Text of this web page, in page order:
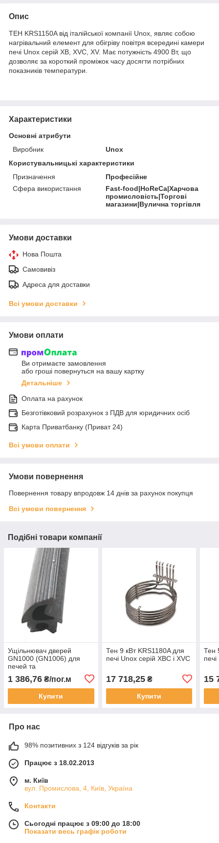
Опис
ТЕН KRS1150A від італійської компанії Unox, являє собою
нагрівальний елемент для обігріву повітря всередині камери
печі Unox серій XB, XVC, XV. Має потужність 4900 Вт, що
дозволяє за короткий проміжок часу досягти потрібних
показників температури.
Характеристики
Основні атрибути
Виробник
Unox
Користувальницькі характеристики
Призначення
Професійне
Сфера використання
Fast-food|HoReCa|Харчова
промисловість|Торгові
магазини|Вулична торгівля
Умови доставки
Нова Пошта
Самовивіз
Адреса для доставки
Всі умови доставки
Умови оплати
Ви отримаєте замовлення
або гроші повернуться на вашу картку
Детальніше
Оплата на рахунок
Безготівковий розрахунок з ПДВ для юридичних осіб
Карта Приватбанку (Приват 24)
Всі умови оплати
Умови повернення
Повернення товару впродовж 14 днів за рахунок покупця
Всі умови повернення
Подібні товари компанії
Ущільнювач дверей
GN1000 (GN1006) для
печей та
пароконвектоматів Unox
XB, XBC, XV, XVC
1 386,76 ₴/пог.м
Купити
Тен 9 кВт KRS1180A для
печі Unox серій XBC і XVC
17 718,25₴
Купити
Тен
15
Про нас
98% позитивних з 124 відгуків за рік
Працює з 18.02.2013
м. Київ
вул. Промислова, 4, Київ, Україна
Контакти
Сьогодні працює з 09:00 до 18:00
Показати весь графік роботи